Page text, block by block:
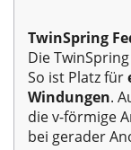
TwinSpring
Die
So ist Platz für
Windungen.
die v-förmige
bei gerader